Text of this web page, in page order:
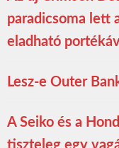
paradicsoma lett
eladható
Lesz-e Outer
A Seiko és a